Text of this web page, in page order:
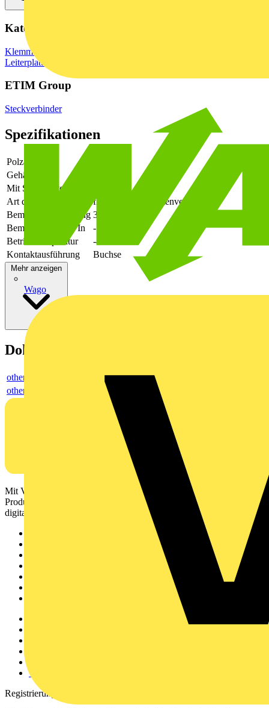
Wago
Kategorien
Klemmen, Steckverbinder & Verbindungselemente
Leiterplattensteckverbinder
ETIM Group
Steckverbinder
Spezifikationen
Polzahl
Gehäusefarbe
Mit Schutzleiter
Art der Verbindung
flexibler Leiterplattenverbinder
Bemessungsspannung 320
Bemessungsstrom In
-
Betriebstemperatur
-40 - 105
Kontaktausführung
Buchse
Mehr anzeigen
Dokumente
others
others
Mit Voltimum erhalten Elektrofachkräfte Zugang zu Branchennews,
Produktinformationen, Schulungen und Tools – alles auf einer
digitalen Plattform und Community.
voltimum.com
Registrierung